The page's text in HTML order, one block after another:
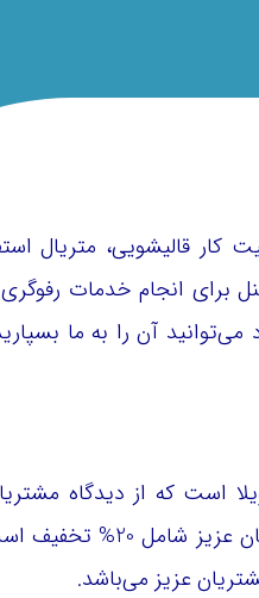
قالیشویی، متریال
برای انجام خدمات
آن را به ما
است که از دیدگاه
معتبرترین قالیشویی مهر ویلا شناخته می‌شود. رزرو انلاین
عزیز می‌باشد.